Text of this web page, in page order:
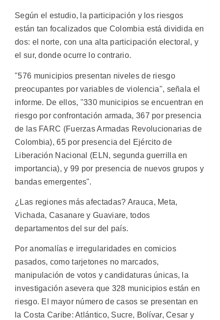
Según el estudio, la participación y los riesgos
están tan focalizados que Colombia está dividida en
dos: el norte, con una alta participación electoral, y
el sur, donde ocurre lo contrario.
"576 municipios presentan niveles de riesgo
preocupantes por variables de violencia", señala el
informe. De ellos, "330 municipios se encuentran en
riesgo por confrontación armada, 367 por presencia
de las FARC (Fuerzas Armadas Revolucionarias de
Colombia), 65 por presencia del Ejército de
Liberación Nacional (ELN, segunda guerrilla en
importancia), y 99 por presencia de nuevos grupos y
bandas emergentes".
¿Las regiones más afectadas? Arauca, Meta,
Vichada, Casanare y Guaviare, todos
departamentos del sur del país.
Por anomalías e irregularidades en comicios
pasados, como tarjetones no marcados,
manipulación de votos y candidaturas únicas, la
investigación asevera que 328 municipios están en
riesgo. El mayor número de casos se presentan en
la Costa Caribe: Atlántico, Sucre, Bolívar, Cesar y